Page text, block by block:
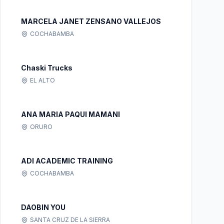
MARCELA JANET ZENSANO VALLEJOS
COCHABAMBA
Chaski Trucks
EL ALTO
ANA MARIA PAQUI MAMANI
ORURO
ADI ACADEMIC TRAINING
COCHABAMBA
DAOBIN YOU
SANTA CRUZ DE LA SIERRA